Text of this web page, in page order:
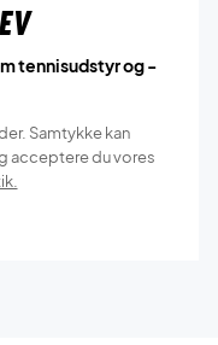
tennisudstyr og -
Samtykke kan
acceptere du vores